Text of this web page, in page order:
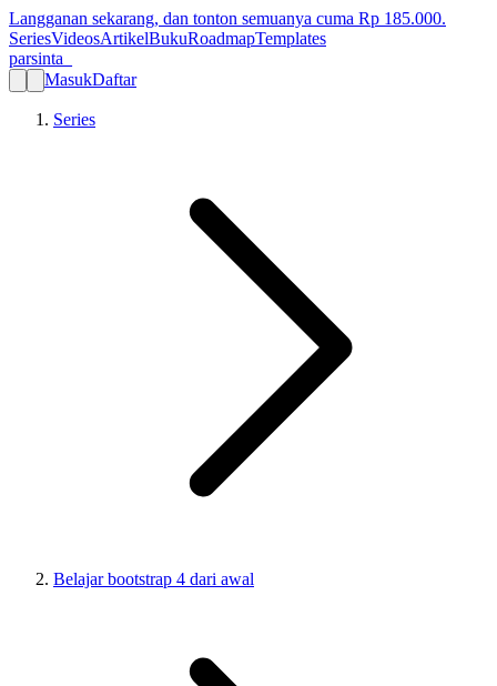
Langganan sekarang, dan tonton semuanya cuma Rp 185.000.
SeriesVideosArtikelBukuRoadmapTemplates
parsinta_
MasukDaftar
Series
Belajar bootstrap 4 dari awal